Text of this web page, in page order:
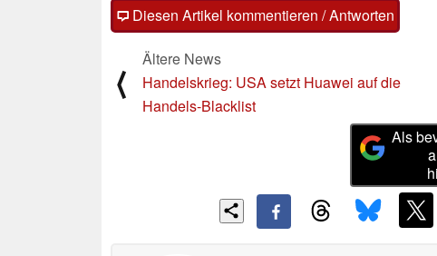
Diesen Artikel kommentieren / Antworten
⟨
Ältere News
Handelskrieg: USA setzt Huawei auf die
Handels-Blacklist
Als